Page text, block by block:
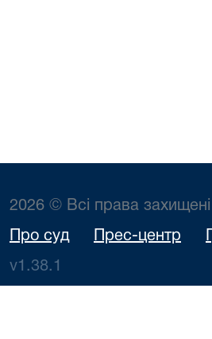
2026 © Всі права захищені
Про суд Прес-центр
v1.38.1